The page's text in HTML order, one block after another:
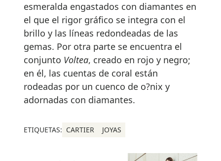
esmeralda engastados con diamantes en
el que el rigor gráfico se integra con el
brillo y las líneas redondeadas de las
gemas. Por otra parte se encuentra el
conjunto Voltea, creado en rojo y negro;
en él, las cuentas de coral están
rodeadas por un cuenco de o?nix y
adornadas con diamantes.
ETIQUETAS: CARTIER JOYAS